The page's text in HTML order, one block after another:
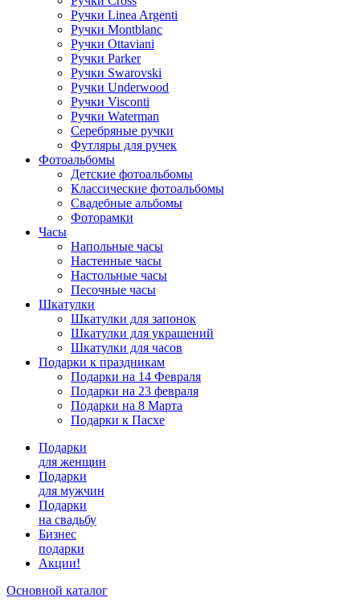
Ручки Linea Argenti
Ручки Montblanc
Ручки Ottaviani
Ручки Parker
Ручки Swarovski
Ручки Underwood
Ручки Visconti
Ручки Waterman
Серебряные ручки
Футляры для ручек
Фотоальбомы
Детские фотоальбомы
Классические фотоальбомы
Свадебные альбомы
Фоторамки
Часы
Напольные часы
Настенные часы
Настольные часы
Песочные часы
Шкатулки
Шкатулки для запонок
Шкатулки для украшений
Шкатулки для часов
Подарки к праздникам
Подарки на 14 Февраля
Подарки на 23 февраля
Подарки на 8 Марта
Подарки к Пасхе
Подарки
для женщин
Подарки
для мужчин
Подарки
на свадьбу
Бизнес
подарки
Акции!
Основной каталог